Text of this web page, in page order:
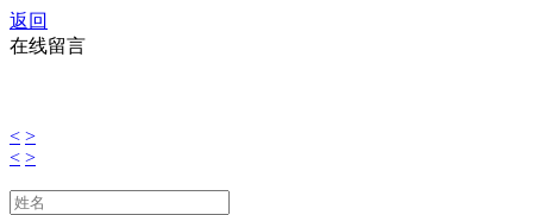
返回
在线留言
< >
< >